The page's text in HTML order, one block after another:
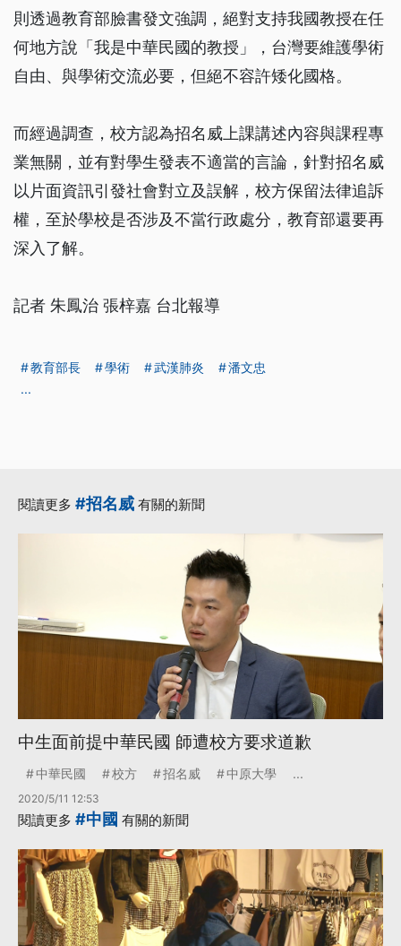
則透過教育部臉書發文強調，絕對支持我國教授在任
何地方說「我是中華民國的教授」，台灣要維護學術
自由、與學術交流必要，但絕不容許矮化國格。
而經過調查，校方認為招名威上課講述內容與課程專
業無關，並有對學生發表不適當的言論，針對招名威
以片面資訊引發社會對立及誤解，校方保留法律追訴
權，至於學校是否涉及不當行政處分，教育部還要再
深入了解。
記者 朱鳳治 張梓嘉 台北報導
教育部長 學術 武漢肺炎
潘文忠
...
閱讀更多 #招名威 有關的新聞
中生面前提中華民國 師遭校方要求道歉
中華民國 校方 招名威 中原大學 ...
2020/5/11 12:53
閱讀更多 #中國 有關的新聞